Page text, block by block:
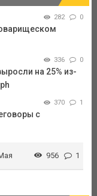
282 0
336 0
на 25% из-
370 1
с
956 1